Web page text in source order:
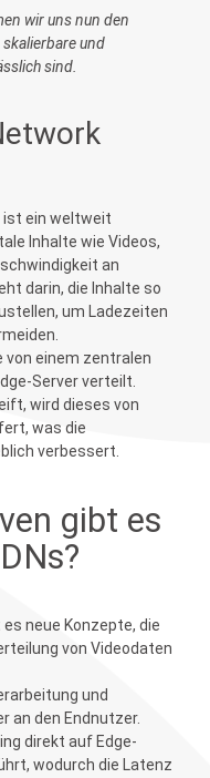
wir uns nun den
und
sind.
ist ein weltweit
Inhalte wie Videos,
an
darin, die Inhalte so
um Ladezeiten
von einem zentralen
Server verteilt.
wird dieses von
was die
verbessert.
gibt es
neue Konzepte, die
von Videodaten
und
an den Endnutzer.
direkt auf Edge-
wodurch die Latenz